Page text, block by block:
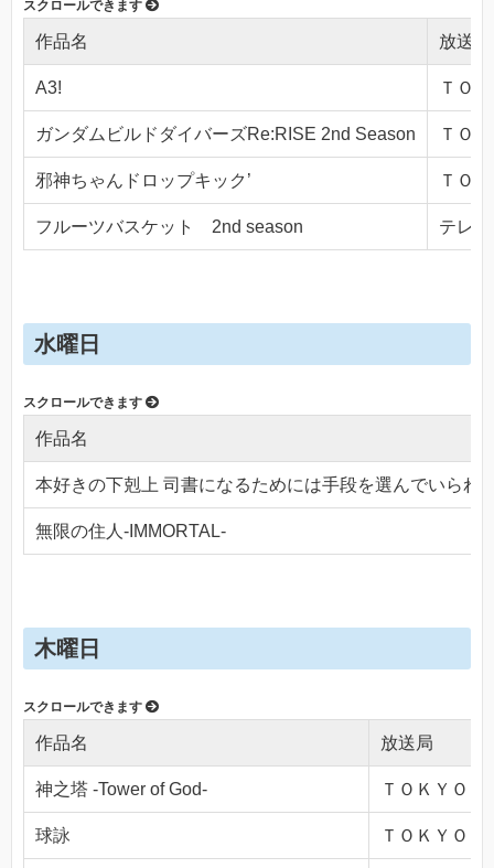
作品名 放送局
A3! ＴＯ
ガンダムビルドダイバーズRe:RISE 2nd Season ＴＯ
邪神ちゃんドロップキック’ ＴＯ
フルーツバスケット 2nd season テレ
水曜日
作品名
本好きの下剋上 司書になるためには手段を選んでいられ
無限の住人-IMMORTAL-
木曜日
作品名 放送局
神之塔 -Tower of God- ＴＯＫＹＯ
球詠 ＴＯＫＹＯ